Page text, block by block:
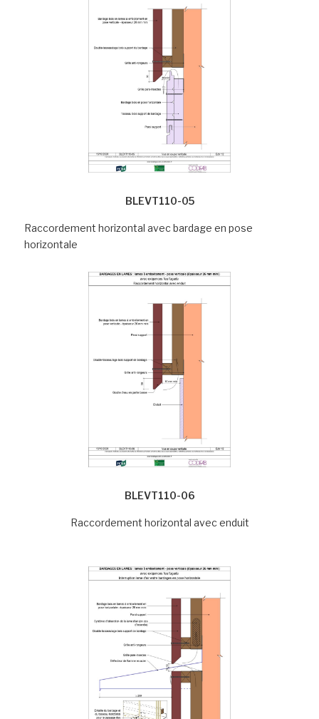
BLEVT110-05
Raccordement horizontal avec bardage en pose
horizontale
BLEVT110-06
Raccordement horizontal avec enduit